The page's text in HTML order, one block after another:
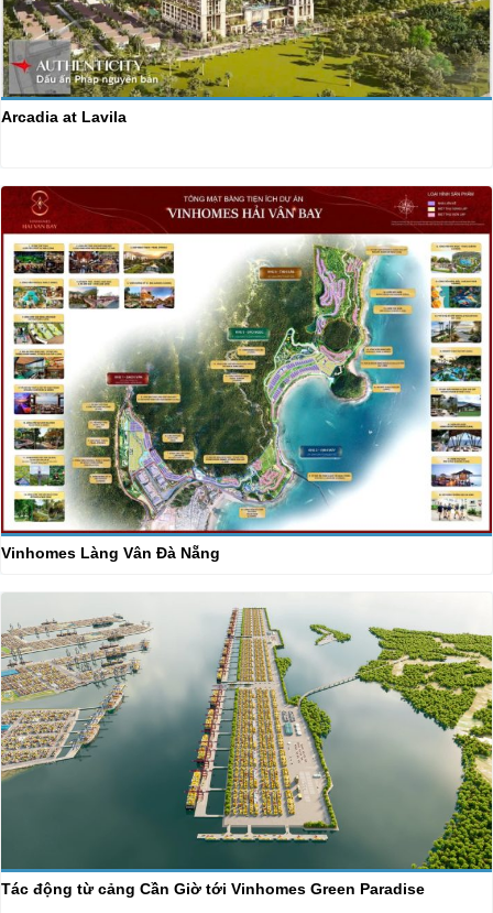
Arcadia at Lavila
Vinhomes Làng Vân Đà Nẵng
Tác động từ cảng Cần Giờ tới Vinhomes Green Paradise